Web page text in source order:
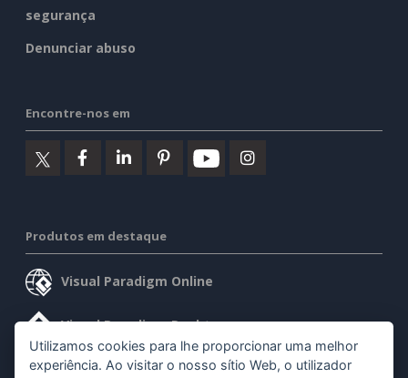
segurança
Denunciar abuso
Encontre-nos em
Produtos em destaque
Visual Paradigm Online
Visual Paradigm Desktop
Utilizamos cookies para lhe proporcionar uma melhor
experiência. Ao visitar o nosso sítio Web, o utilizador